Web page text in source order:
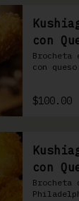
con
Brocheta
con
$100.00
con
Brocheta